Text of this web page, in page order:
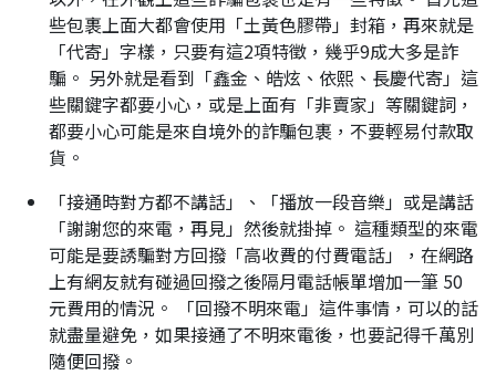
些包裹上面大都會使用「土黃色膠帶」封箱，再來就是
「代寄」字樣，只要有這2項特徵，幾乎9成大多是詐
騙。 另外就是看到「鑫金、皓炫、依熙、長慶代寄」這
些關鍵字都要小心，或是上面有「非賣家」等關鍵詞，
都要小心可能是來自境外的詐騙包裹，不要輕易付款取
貨。
「接通時對方都不講話」、「播放一段音樂」或是講話
「謝謝您的來電，再見」然後就掛掉。 這種類型的來電
可能是要誘騙對方回撥「高收費的付費電話」，在網路
上有網友就有碰過回撥之後隔月電話帳單增加一筆 50
元費用的情況。 「回撥不明來電」這件事情，可以的話
就盡量避免，如果接通了不明來電後，也要記得千萬別
隨便回撥。